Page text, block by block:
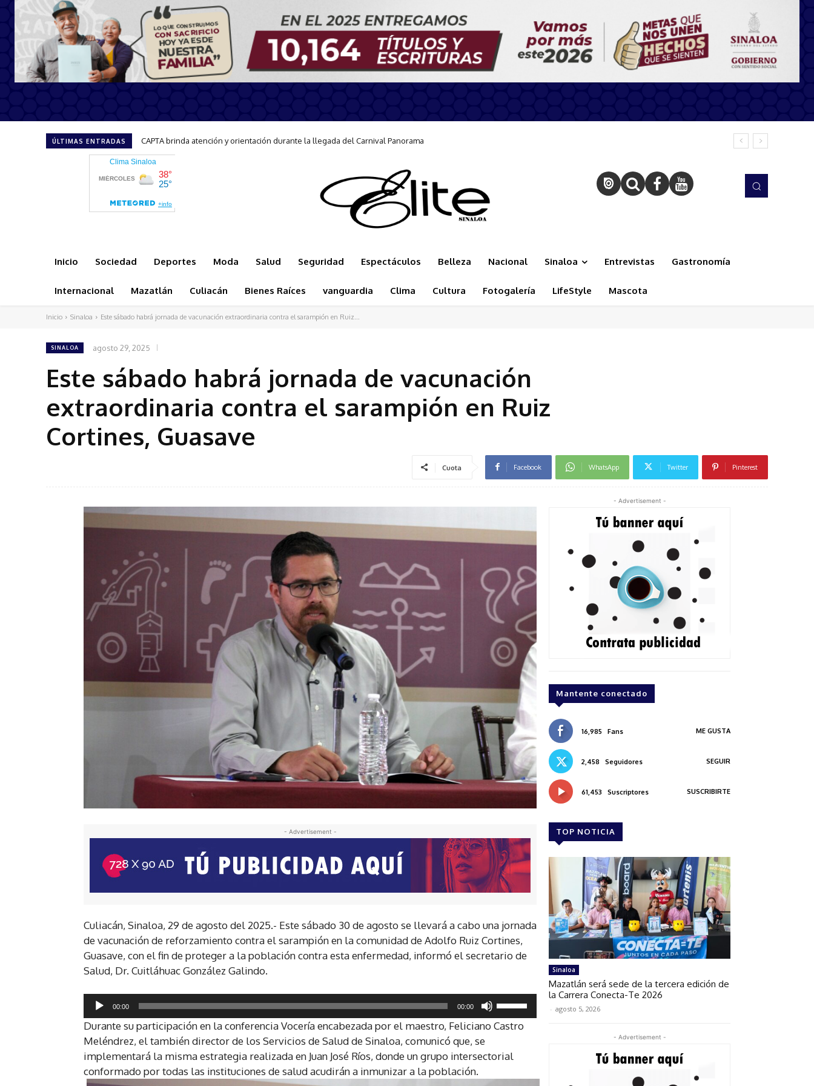
ÚLTIMAS ENTRADAS Invita Gobernadora Yeraldine a sumarse a la Jornada Nacional de Reforestación
Inicio Sociedad Deportes Moda Salud Seguridad Espectáculos Belleza Nacional Sinaloa Entrevistas Gastronomía
Internacional Mazatlán Culiacán Bienes Raíces vanguardia Clima Cultura Fotogalería LifeStyle Mascota
Inicio Sinaloa Este sábado habrá jornada de vacunación extraordinaria contra el sarampión en Ruiz...
SINALOA agosto 29, 2025
Este sábado habrá jornada de vacunación
extraordinaria contra el sarampión en Ruiz
Cortines, Guasave
Cuota Facebook WhatsApp Twitter Pinterest
- Advertisement -
Culiacán, Sinaloa, 29 de agosto del 2025.- Este sábado 30 de agosto se llevará a cabo una jornada
de vacunación de reforzamiento contra el sarampión en la comunidad de Adolfo Ruiz Cortines,
Guasave, con el fin de proteger a la población contra esta enfermedad, informó el secretario de
Salud, Dr. Cuitláhuac González Galindo.
e
p
r
o
d
00:00 00:00
U
t
i
i
z
Durante su participación en la conferencia Vocería encabezada por el maestro, Feliciano Castro
Meléndrez, el también director de los Servicios de Salud de Sinaloa, comunicó que, se
implementará la misma estrategia realizada en Juan José Ríos, donde un grupo intersectorial
conformado por todas las instituciones de salud acudirán a inmunizar a la población.
- Advertisement -
Mantente conectado
16,985 Fans ME GUSTA
2,458 Seguidores SEGUIR
61,453 Suscriptores SUSCRIBIRTE
TOP NOTICIA
Sinaloa
Mazatlán será sede de la tercera edición de
la Carrera Conecta-Te 2026
- agosto 5, 2026
- Advertisement -